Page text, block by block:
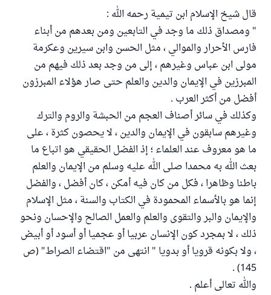
قال شيخ الإسلام ابن تيمية رحمه الله :
" ومصداق ذلك ما وجد في التابعين ومن بعدهم من أبناء
فارس الأحرار والموالي ، مثل الحسن وابن سيرين وعكرمة
مولى ابن عباس وغيرهم ، إلى من وجد بعد ذلك فيهم من
المبرزين في الإيمان والدين والعلم حتى صار هؤلاء المبرزون
أفضل من أكثر العرب .
وكذلك في سائر أصناف العجم من الحبشة والروم والترك
وغيرهم سابقون في الإيمان والدين ، لا يحصون كثرة ، على
ما هو معروف عند العلماء ؛ إذ الفضل الحقيقي هو اتباع ما
بعث الله به محمدا صلى الله عليه وسلم من الإيمان والعلم
باطنا وظاهرا ، فكل من كان فيه أمكن ، كان أفضل ، والفضل
إنما هو بالأسماء المحمودة في الكتاب والسنة ، مثل الإسلام
والإيمان والبر والتقوى والعلم والعمل الصالح والإحسان ونحو
ذلك ، لا بمجرد كون الإنسان عربيا أو عجميا أو أسود أو أبيض
، ولا بكونه قرويا أو بدويا " انتهى من "اقتضاء الصراط" (ص
145) .
والله تعالى أعلم .